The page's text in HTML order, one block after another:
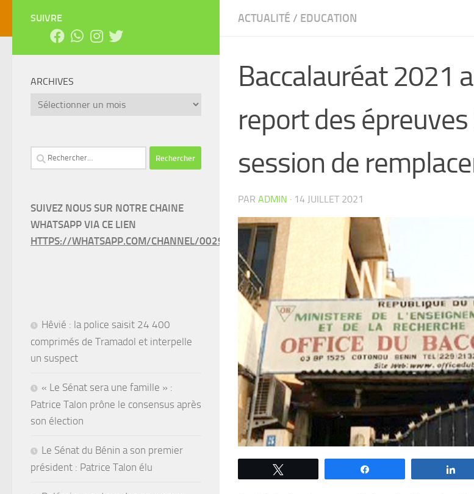
ACTUALITÉ / EDUCATION
Baccalauréat 2021
report des
session de
PAR ADMIN · 14 JUILLET 2021
SUIVRE
ARCHIVES
Archives
Rechercher :
SUIVEZ NOUS SUR NOTRE CHAINE
WHATSAPP VIA CE LIEN
HTTPS://WHATSAPP.COM/CHANNEL/0029VAEEL3LCCW4VC7IPMY0L
Hêvié : la police saisit 24 400
comprimés de Tramadol et interpelle
un suspect
« Le Sénat sera une famille » :
Patrice Talon prône le consensus après
son élection
Le Sénat du Bénin a son premier
président : Patrice Talon élu